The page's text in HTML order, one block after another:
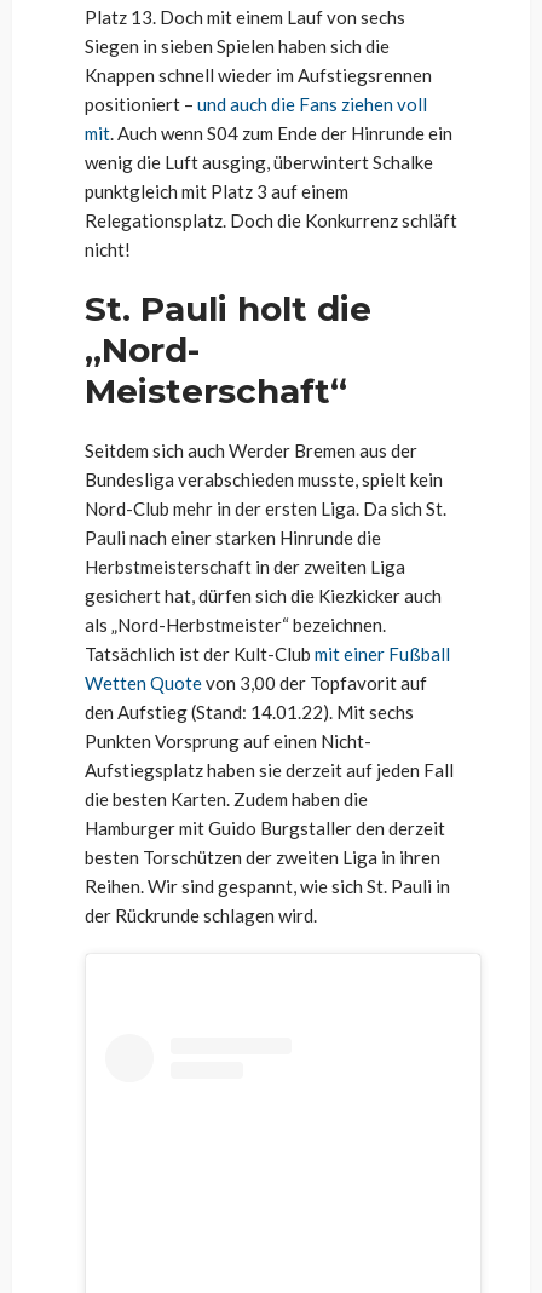
Platz 13. Doch mit einem Lauf von sechs
Siegen in sieben Spielen haben sich die
Knappen schnell wieder im Aufstiegsrennen
positioniert – und auch die Fans ziehen voll
mit. Auch wenn S04 zum Ende der Hinrunde ein
wenig die Luft ausging, überwintert Schalke
punktgleich mit Platz 3 auf einem
Relegationsplatz. Doch die Konkurrenz schläft
nicht!
St. Pauli holt die
„Nord-
Meisterschaft“
Seitdem sich auch Werder Bremen aus der
Bundesliga verabschieden musste, spielt kein
Nord-Club mehr in der ersten Liga. Da sich St.
Pauli nach einer starken Hinrunde die
Herbstmeisterschaft in der zweiten Liga
gesichert hat, dürfen sich die Kiezkicker auch
als „Nord-Herbstmeister“ bezeichnen.
Tatsächlich ist der Kult-Club mit einer Fußball
Wetten Quotevon 3,00 der Topfavorit auf
den Aufstieg (Stand: 14.01.22). Mit sechs
Punkten Vorsprung auf einen Nicht-
Aufstiegsplatz haben sie derzeit auf jeden Fall
die besten Karten. Zudem haben die
Hamburger mit Guido Burgstaller den derzeit
besten Torschützen der zweiten Liga in ihren
Reihen. Wir sind gespannt, wie sich St. Pauli in
der Rückrunde schlagen wird.